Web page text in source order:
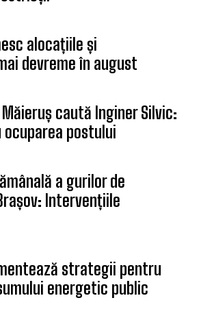
alocațiile și
devreme în august
Măieruș caută Inginer Silvic:
ocuparea postului
a gurilor de
Intervențiile
strategii pentru
energetic public